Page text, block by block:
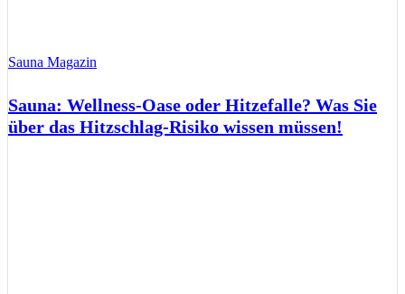
Sauna Magazin
Sauna: Wellness-Oase oder Hitzefalle? Was Sie
über das Hitzschlag-Risiko wissen müssen!